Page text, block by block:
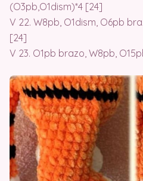
(O3pb,O1dism)*4 [24]
V 22. W8pb, O1dism, O6pb
[24]
V 23. O1pb brazo, W8pb,